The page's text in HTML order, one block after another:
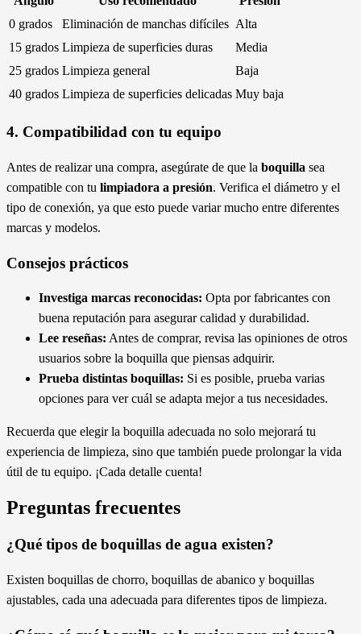
0 grados
Eliminación de manchas difíciles Alta
15 grados Limpieza de superficies duras
Media
25 grados Limpieza general
Baja
40 grados Limpieza de superficies delicadas Muy baja
4. Compatibilidad con tu equipo
Antes de realizar una compra, asegúrate de que la boquilla sea
compatible con tu limpiadora a presión. Verifica el diámetro y el
tipo de conexión, ya que esto puede variar mucho entre diferentes
marcas y modelos.
Consejos prácticos
Investiga marcas reconocidas: Opta por fabricantes con
buena reputación para asegurar calidad y durabilidad.
Lee reseñas: Antes de comprar, revisa las opiniones de otros
usuarios sobre la boquilla que piensas adquirir.
Prueba distintas boquillas: Si es posible, prueba varias
opciones para ver cuál se adapta mejor a tus necesidades.
Recuerda que elegir la boquilla adecuada no solo mejorará tu
experiencia de limpieza, sino que también puede prolongar la vida
útil de tu equipo. ¡Cada detalle cuenta!
Preguntas frecuentes
¿Qué tipos de boquillas de agua existen?
Existen boquillas de chorro, boquillas de abanico y boquillas
ajustables, cada una adecuada para diferentes tipos de limpieza.